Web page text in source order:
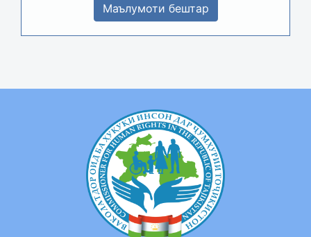
Маълумоти бештар